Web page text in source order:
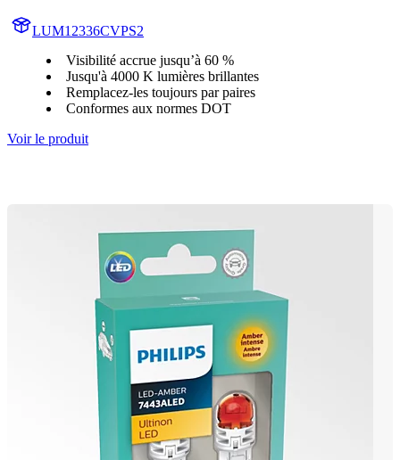
LUM12336CVPS2
Visibilité accrue jusqu’à 60 %
Jusqu'à 4000 K lumières brillantes
Remplacez-les toujours par paires
Conformes aux normes DOT
Voir le produit